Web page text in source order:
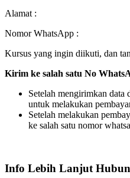
Alamat :
Nomor WhatsApp :
Kursus yang ingin diikuti, dan
Kirim ke salah satu No
Setelah mengirimkan data
untuk melakukan
Setelah melakukan
ke salah satu nomor
Info Lebih Lanjut